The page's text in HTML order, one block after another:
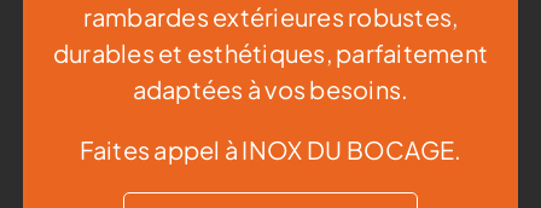
rambardes extérieures robustes,
durables et esthétiques, parfaitement
adaptées à vos besoins.
Faites appel à INOX DU BOCAGE.